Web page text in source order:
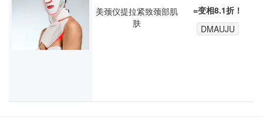
美颈仪提拉紧致颈部肌
肤
=变相8.1折！
DMAUJU